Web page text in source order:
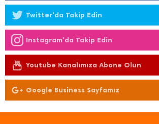
Twitter'da Takip Edin
Instagram'da Takip Edin
Youtube Kanalımıza Abone Olun
Google Business Sayfamız